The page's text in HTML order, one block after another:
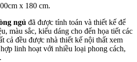
x 180 cm.
ngủ đã được tính toán và thiết kế để
màu sắc, kiểu dáng cho đến họa tiết các
cả đều được nhà thiết kế nội thất xem
linh hoạt với nhiều loại phong cách,